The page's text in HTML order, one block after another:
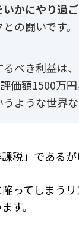
いかにやり過ご
の闘いです。
べき利益は
価額1500万
ような世界な
税」である
ってしまう
す。